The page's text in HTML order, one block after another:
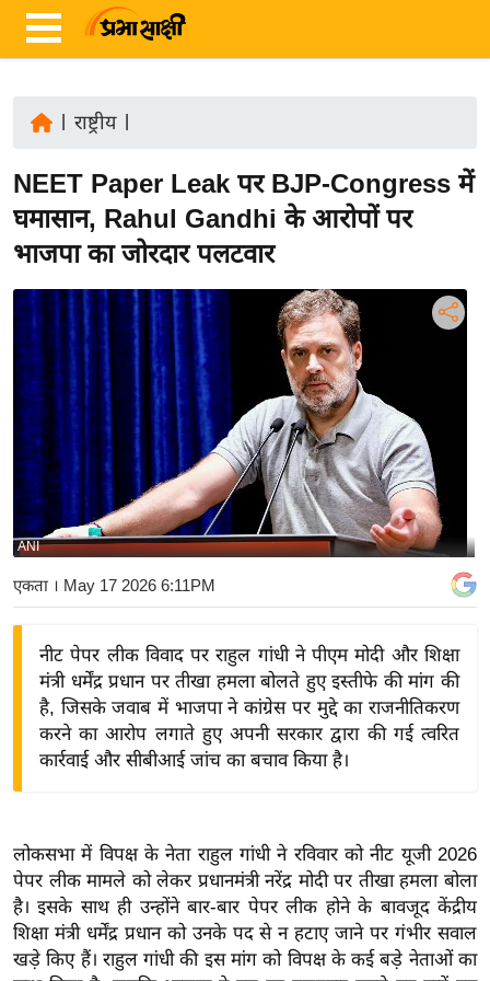
ज़ा
ख
ब
र
रा
ष्ट्री
य
अं
त
र्रा
ष्ट्री
य
बि
ज़
ने
द्यो
वि
शे
ष
ज्ञ
रा
राष्ट्रीय|
NEET Paper Leak पर BJP-Congress में
घमासान, Rahul Gandhi के आरोपों पर
भाजपा का जोरदार पलटवार
ANI
एकता । May 17 2026 6:11PM
नीट पेपर लीक विवाद पर राहुल गांधी ने पीएम मोदी और शिक्षा
मंत्री धर्मेंद्र प्रधान पर तीखा हमला बोलते हुए इस्तीफे की मांग की
है, जिसके जवाब में भाजपा ने कांग्रेस पर मुद्दे का राजनीतिकरण
करने का आरोप लगाते हुए अपनी सरकार द्वारा की गई त्वरित
कार्रवाई और सीबीआई जांच का बचाव किया है।
लोकसभा में विपक्ष के नेता राहुल गांधी ने रविवार को नीट यूजी 2026
पेपर लीक मामले को लेकर प्रधानमंत्री नरेंद्र मोदी पर तीखा हमला बोला
है। इसके साथ ही उन्होंने बार-बार पेपर लीक होने के बावजूद केंद्रीय
शिक्षा मंत्री धर्मेंद्र प्रधान को उनके पद से न हटाए जाने पर गंभीर सवाल
खड़े किए हैं। राहुल गांधी की इस मांग को विपक्ष के कई बड़े नेताओं का